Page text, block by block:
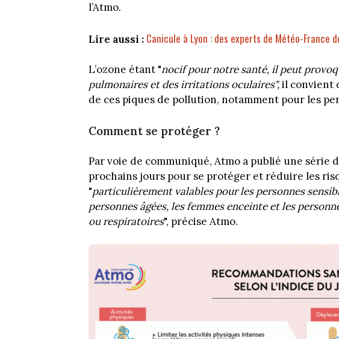
l’Atmo.
Lire aussi : Canicule à Lyon : des experts de Météo-
L’ozone étant "nocif pour notre santé, il peut
pulmonaires et des irritations oculaires",il convient
de ces piques de pollution, notamment pour les
Comment se protéger ?
Par voie de communiqué, Atmo a publié une série
prochains jours pour se protéger et réduire les
"particulièrement valables pour les personnes
personnes âgées, les femmes enceinte et les
ou respiratoires", précise Atmo.